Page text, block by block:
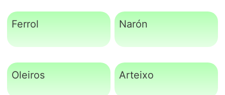
Ferrol Narón
Oleiros Arteixo